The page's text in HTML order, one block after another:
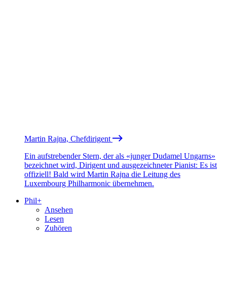
Martin Rajna, Chefdirigent
Ein aufstrebender Stern, der als «junger Dudamel Ungarns»
bezeichnet wird, Dirigent und ausgezeichneter Pianist: Es ist
offiziell! Bald wird Martin Rajna die Leitung des
Luxembourg Philharmonic übernehmen.
Phil+
Ansehen
Lesen
Zuhören